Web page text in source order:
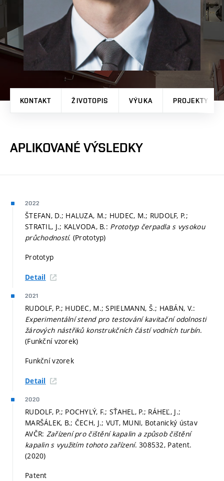
KONTAKT ŽIVOTOPIS VÝUKA PROJEKTY
APLIKOVANÉ VÝSLEDKY
2022
ŠTEFAN, D.; HALUZA, M.; HUDEC, M.; RUDOLF, P.;
STRATIL, J.; KALVODA, B.: Prototyp čerpadla s vysokou
průchodností. (Prototyp)
Prototyp
Detail
2021
RUDOLF, P.; HUDEC, M.; SPIELMANN, Š.; HABÁN, V.:
Experimentální stend pro testování kavitační odolnosti
žárových nástřiků konstrukčních částí vodních turbín.
(Funkční vzorek)
Funkční vzorek
Detail
2020
RUDOLF, P.; POCHYLÝ, F.; SŤAHEL, P.; RÁHEĽ, J.;
MARŠÁLEK, B.; ČECH, J.; VUT, MUNI, Botanický ústav
AVČR: Zařízení pro čištění kapalin a způsob čištění
kapalin s využitím tohoto zařízení. 308532, Patent.
(2020)
Patent